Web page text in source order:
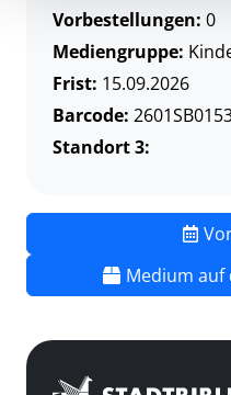
Vorbestellungen: 0
Mediengruppe:
Frist: 15.09.2026
Barcode:
Standort 3:
Medium auf